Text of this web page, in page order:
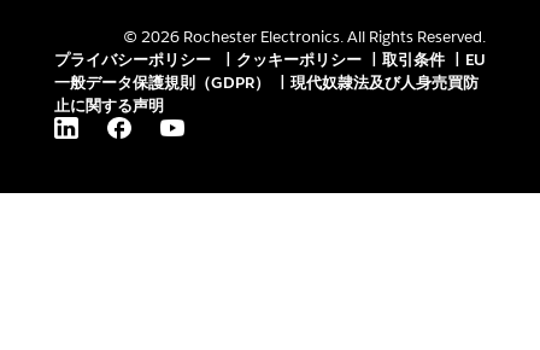
© 2026 Rochester Electronics. All Rights Reserved.
プライバシーポリシー
クッキーポリシー 取引条件
EU
一般データ保護規則（GDPR）
現代奴隷法及び人身売買防
止に関する声明